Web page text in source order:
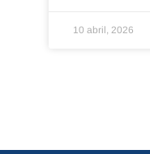
10 abril, 2026